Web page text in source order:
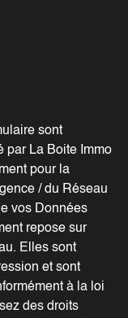
sont
par La Boite Immo
pour la
/ du Réseau
vos Données
repose sur
Elles sont
et sont
à la loi
des droits